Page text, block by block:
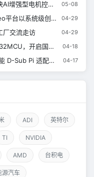
型电机控制研发 05-08
级创新赋能智能制造 04-29
厂交流走访 04-29
启国产焊割先享计划 04-18
Pi 适配器和连接器 04-17
ADI 英特尔
TI NVIDIA
AMD 台积电
源汽车